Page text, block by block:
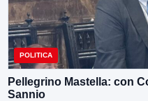
POLITICA
Pellegrino Mastella: con
Sannio